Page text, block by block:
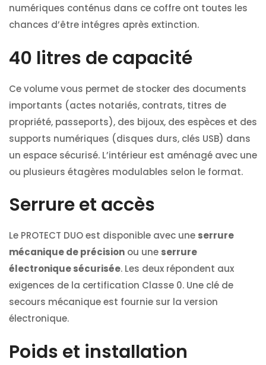
numériques conténus dans ce coffre ont toutes les
chances d’être intégres après extinction.
40 litres de capacité
Ce volume vous permet de stocker des documents
importants (actes notariés, contrats, titres de
propriété, passeports), des bijoux, des espèces et des
supports numériques (disques durs, clés USB) dans
un espace sécurisé. L’intérieur est aménagé avec une
ou plusieurs étagères modulables selon le format.
Serrure et accès
Le PROTECT DUO est disponible avec une serrure
mécanique de précision ou une serrure
électronique sécurisée. Les deux répondent aux
exigences de la certification Classe 0. Une clé de
secours mécanique est fournie sur la version
électronique.
Poids et installation